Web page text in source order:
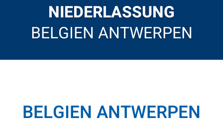
NIEDERLASSUNG
BELGIEN ANTWERPEN
BELGIEN ANTWERPEN